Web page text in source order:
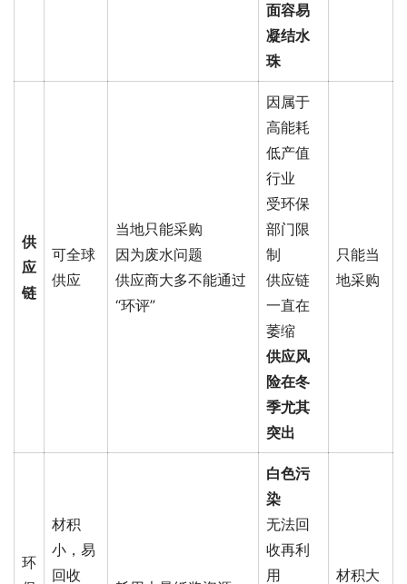
面容易
凝结水
珠
供
应
链
可全球
供应
当地只能采购
因为废水问题
供应商大多不能通过
“环评”
因属于
高能耗
低产值
行业
受环保
部门限
制
供应链
一直在
萎缩
供应风
险在冬
季尤其
突出
只能当
地采购
环
材积
小，易
回收
白色污
染
无法回
收再利
用
材积大